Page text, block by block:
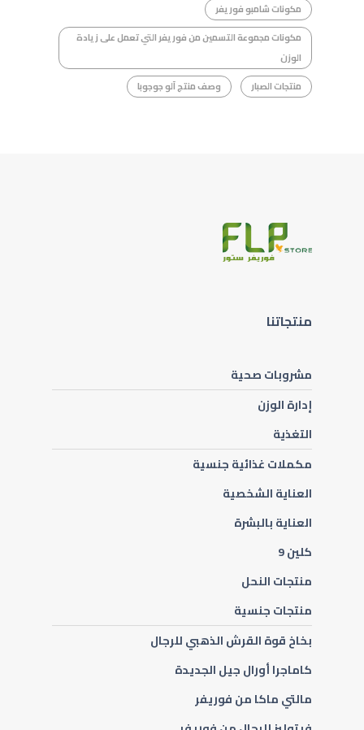
مكونات شامبو فوريفر
مكونات مجموعة التسمين من فوريفر التي تعمل على زيادة
الوزن
منتجات الصبار
وصف منتج آلو جوجوبا
منتجاتنا
مشروبات صحية
إدارة الوزن
التغذية
مكملات غذائية جنسية
العناية الشخصية
العناية بالبشرة
كلين 9
منتجات النحل
منتجات جنسية
بخاخ قوة القرش الذهبي للرجال
كاماجرا أورال جيل الجديدة
مالتي ماكا من فوريفر